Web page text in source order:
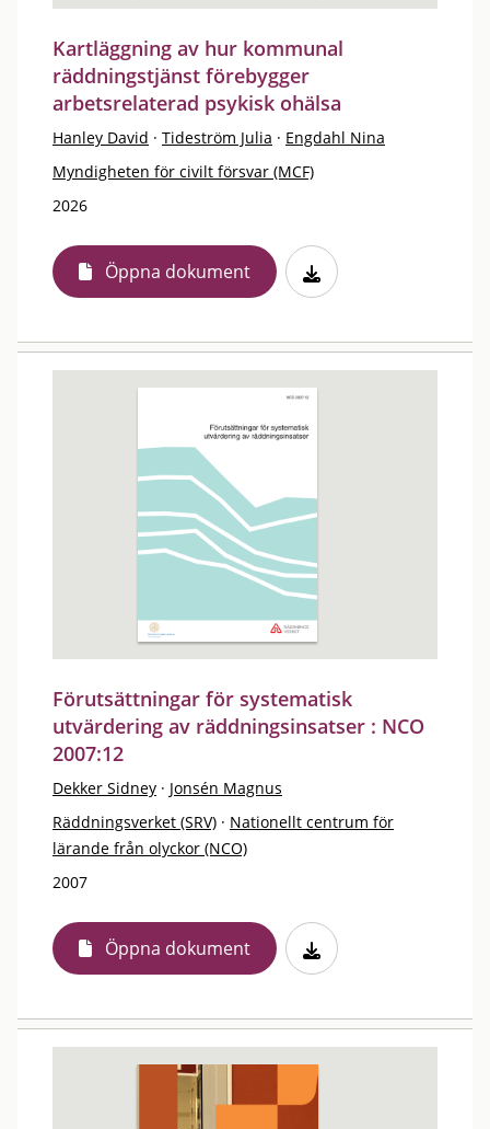
Kartläggning av hur kommunal
räddningstjänst förebygger
arbetsrelaterad psykisk ohälsa
Hanley David · Tideström Julia · Engdahl Nina
Myndigheten för civilt försvar (MCF)
2026
Öppna dokument
Förutsättningar för systematisk
utvärdering av räddningsinsatser : NCO
2007:12
Dekker Sidney · Jonsén Magnus
Räddningsverket (SRV) · Nationellt centrum för
lärande från olyckor (NCO)
2007
Öppna dokument